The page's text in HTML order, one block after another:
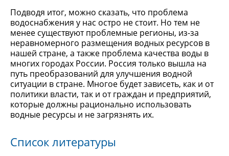
Подводя итог, можно сказать, что проблема
водоснабжения у нас остро не стоит. Но тем не
менее существуют проблемные регионы, из-за
неравномерного размещения водных ресурсов в
нашей стране, а также проблема качества воды в
многих городах России. Россия только вышла на
путь преобразований для улучшения водной
ситуации в стране. Многое будет зависеть, как и от
политики власти, так и от граждан и предприятий,
которые должны рационально использовать
водные ресурсы и не загрязнять их.
Список литературы